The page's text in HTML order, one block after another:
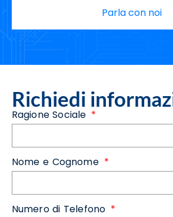
Parla con noi
Richiedi
Ragione Sociale
Nome e Cognome
Numero di Telefono